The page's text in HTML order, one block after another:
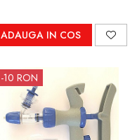
ADAUGA IN COS
-10 RON